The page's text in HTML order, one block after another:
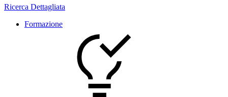
Ricerca Dettagliata
Formazione